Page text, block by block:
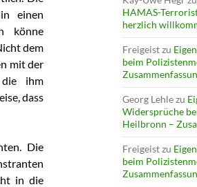
einen
könne
dem
mit der
die ihm
dass
Die
in die
HAMAS-
herzlich
Freigeistzu
beim
Georg Lehlezu
Widersprüche
Heilbronn –
Freigeistzu
beim